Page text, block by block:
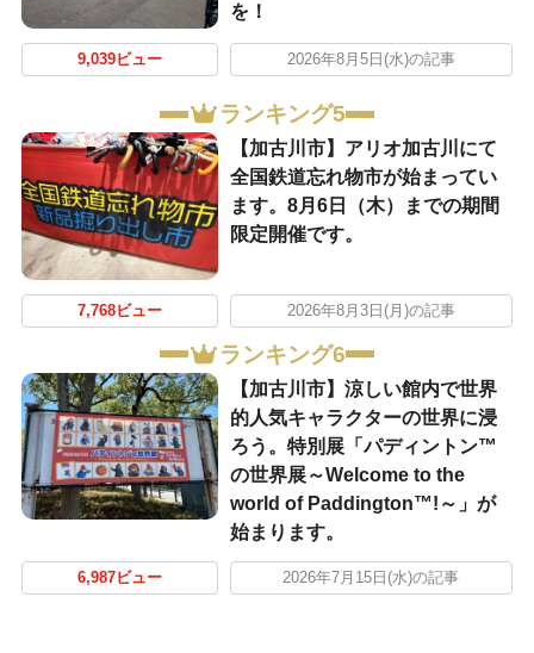
を！
9,039ビュー 2026年8月5日(水)の記事
ランキング5
【加古川市】アリオ加古川にて
全国鉄道忘れ物市が始まってい
ます。8月6日（木）までの期間
限定開催です。
7,768ビュー 2026年8月3日(月)の記事
ランキング6
【加古川市】涼しい館内で世界
的人気キャラクターの世界に浸
ろう。特別展「パディントン™
の世界展～Welcome to the
world of Paddington™!～」が
始まります。
6,987ビュー 2026年7月15日(水)の記事